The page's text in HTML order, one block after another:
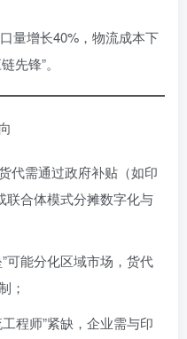
量增长40%，物流成本下
先锋”。
代需通过政府补贴（如印
联合体模式分摊数字化与
可能分化区域市场，货代
；
程师”紧缺，企业需与印